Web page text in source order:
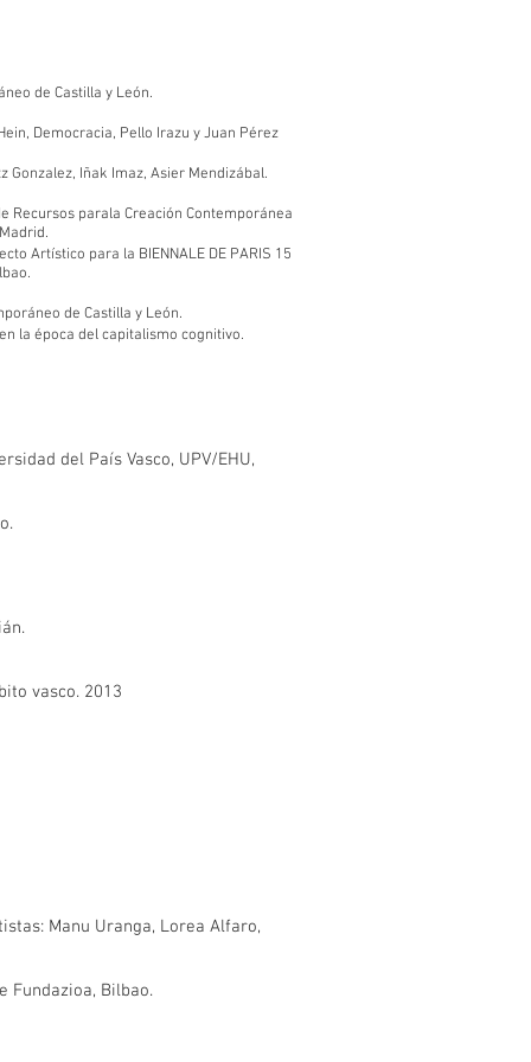
de Castilla y León.
Democracia, Pello Irazu y Juan Pérez
Gonzalez, Iñak Imaz, Asier Mendizábal.
Recursos parala Creación Contemporánea
Artístico para la BIENNALE DE PARIS 15
de Castilla y León.
la época del capitalismo cognitivo.
del País Vasco, UPV/EHU,
vasco. 2013
Manu Uranga, Lorea Alfaro,
Fundazioa, Bilbao.